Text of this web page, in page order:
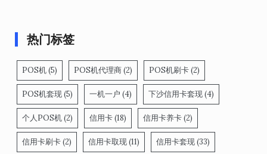
热门标签
POS机(5) POS机代理商(2) POS机刷卡(2)
POS机套现(5) 一机一户 (4) 下沙信用卡套现(4)
个人POS机(2) 信用卡(18) 信用卡养卡(2)
信用卡刷卡(2) 信用卡取现(11) 信用卡套现(33)